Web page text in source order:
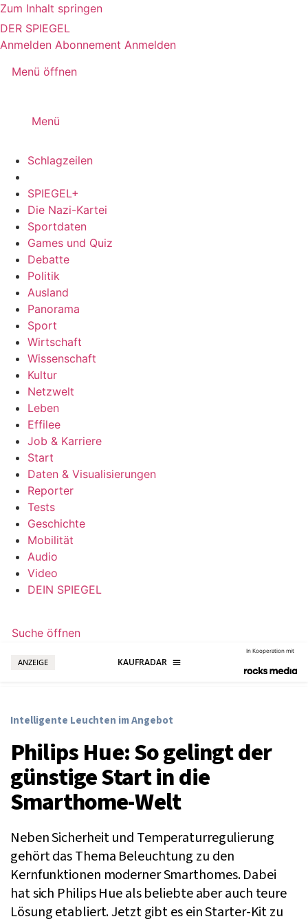
Zum Inhalt springen
DER SPIEGEL
Anmelden Abonnement Anmelden
Menü öffnen
Menü
Schlagzeilen
SPIEGEL+
Die Nazi-Kartei
Sportdaten
Games und Quiz
Debatte
Politik
Ausland
Panorama
Sport
Wirtschaft
Wissenschaft
Kultur
Netzwelt
Leben
Effilee
Job & Karriere
Start
Daten & Visualisierungen
Reporter
Tests
Geschichte
Mobilität
Audio
Video
DEIN SPIEGEL
Suche öffnen
ANZEIGE
In Kooperation mit
Intelligente Leuchten im Angebot
Philips Hue: So gelingt der
günstige Start in die
Smarthome-Welt
Neben Sicherheit und Temperaturregulierung
gehört das Thema Beleuchtung zu den
Kernfunktionen moderner Smarthomes. Dabei
hat sich Philips Hue als beliebte aber auch teure
Lösung etabliert. Jetzt gibt es ein Starter-Kit zu